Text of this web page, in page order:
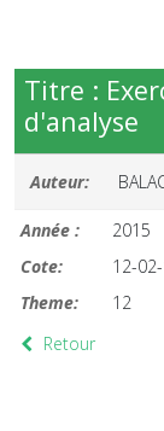
Titre :
d'analyse
Auteur:
Année :
2015
Cote:
12-
Theme:
12
Retour